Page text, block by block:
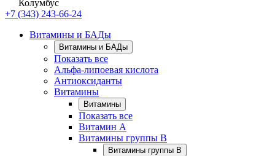
Колумбус
+7 (343) 243-66-24
Витамины и БАДы
Витамины и БАДы
Показать все
Альфа-липоевая кислота
Антиоксиданты
Витамины
Витамины
Показать все
Витамин A
Витамины группы B
Витамины группы B